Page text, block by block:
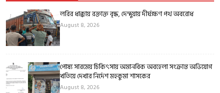
লরির ধাক্কায় রক্তাক্ত বৃদ্ধ, দেন্দুয়ায় দীর্ঘক্ষণ পথ অবরোধ
August 8, 2026
পোষ্য সারমেয় চিকিৎসায় অমানবিক অবহেলা সংক্রান্ত অভিযোগ
খতিয়ে দেখার নির্দেশ মহকুমা শাসকের
August 8, 2026